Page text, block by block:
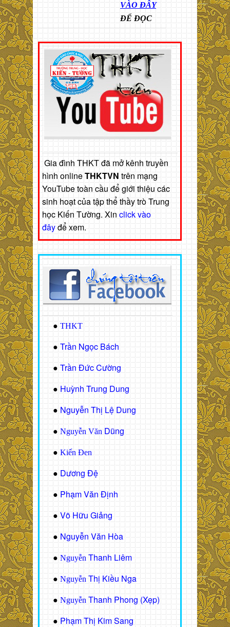
VÀO ĐÂY
ĐỂ ĐỌC
Gia đình THKT đã mở kênh truyền
hình onlineTHKTVN trên mạng
YouTube toàn cầu để giới thiệu các
sinh hoạt của tập thể thầy trò Trung
học Kiến Tường. Xin click vào
đâyđể xem.
● THKT
● Trần Ngọc Bách
● Trần Đức Cường
● Huỳnh Trung Dung
● Nguyễn Thị Lệ Dung
● Nguyễn Văn Dũng
● Kiến Đen
● Dương Đệ
● Phạm Văn Định
● Võ Hữu Giảng
● Nguyễn Văn Hòa
● Nguyễn Thanh Liêm
● Nguyễn Thị Kiều Nga
● Nguyễn Thanh Phong (Xẹp)
● Phạm Thị Kim Sang